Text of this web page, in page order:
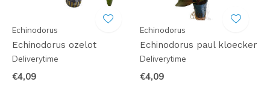
Echinodorus
Echinodorus ozelot
Deliverytime
€4,09
Echinodorus
Echinodorus paul kloecker
Deliverytime
€4,09